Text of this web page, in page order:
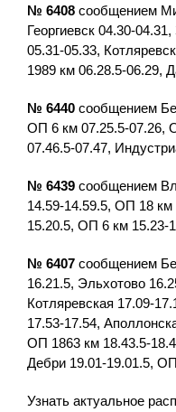
№ 6408 сообщением
Георгиевск 04.30-
05.31-05.33,
1989 км 06.28.5-06.29,
№ 6440 сообщением
ОП 6 км 07.25.5-07.26,
07.46.5-07.47,
№ 6439 сообщением
14.59-14.59.5, ОП 18 км
15.20.5, ОП 6 км 15.23-
№ 6407 сообщением
16.21.5, Эльхотово
Котляревская 17.09-
17.53-17.54,
ОП 1863 км 18.43.5-
Дебри 19.01-19.01.5,
Узнать актуальное